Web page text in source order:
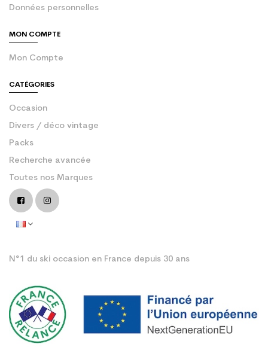
Données personnelles
MON COMPTE
Mon Compte
CATÉGORIES
Occasion
Divers / déco vintage
Packs
Recherche avancée
Toutes nos Marques
N°1 du ski occasion en France depuis 30 ans